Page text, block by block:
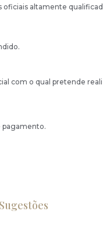
altamente
com o qual pretende
pagamento.